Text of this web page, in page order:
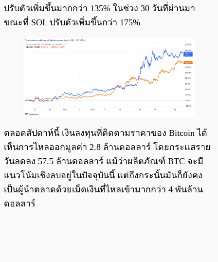
ปรับตัวเพิ่มขึ้นมากกว่า 135% ในช่วง 30 วันที่ผ่านมา
ขณะที่ SOL ปรับตัวเพิ่มขึ้นกว่า 175%
ตลอดสัปดาห์นี้ เงินลงทุนที่ติดตามราคาของ Bitcoin ได้
เห็นการไหลออกมูลค่า 2.8 ล้านดอลลาร์ โดยกระแสราย
วันลดลง 57.5 ล้านดอลลาร์ แม้ว่าผลิตภัณฑ์ BTC จะมี
แนวโน้มเชิงลบอยู่ในปัจจุบันนี้ แต่ถึงกระนั้นมันก็ยังคง
เป็นผู้นำตลาดด้วยเม็ดเงินที่ไหลเข้ามากกว่า 4 พันล้าน
ดอลลาร์